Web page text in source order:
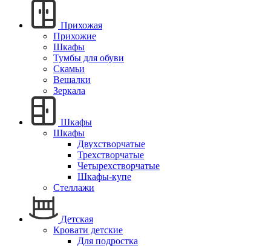
Прихожая
Прихожие
Шкафы
Тумбы для обуви
Скамьи
Вешалки
Зеркала
Шкафы
Шкафы
Двухстворчатые
Трехстворчатые
Четырехстворчатые
Шкафы-купе
Стеллажи
Детская
Кровати детские
Для подростка